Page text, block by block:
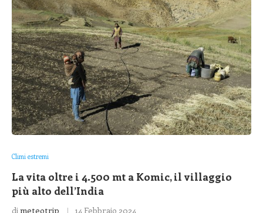
Climi estremi
La vita oltre i 4.500 mt a Komic, il villaggio
più alto dell’India
dimeteotrip 14 Febbraio 2024